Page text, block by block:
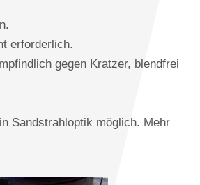
erforderlich.
gegen Kratzer, blendfrei
Sandstrahloptik möglich. Mehr